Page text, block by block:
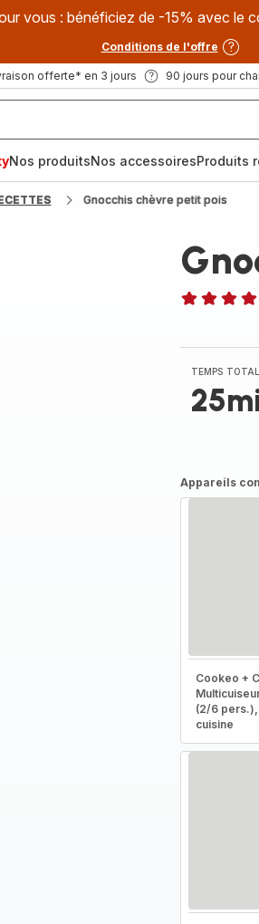
vous : bénéficiez de -15% avec le
Conditions de l'offre
offerte* en 3 jours 90 jours pour
Nos produitsNos accessoiresProduits
Gnocchis chèvre petit pois
étoiles
(moyenne)
TEMPS TOTAL
Appareils
Cookeo +
(2/6
cuisine